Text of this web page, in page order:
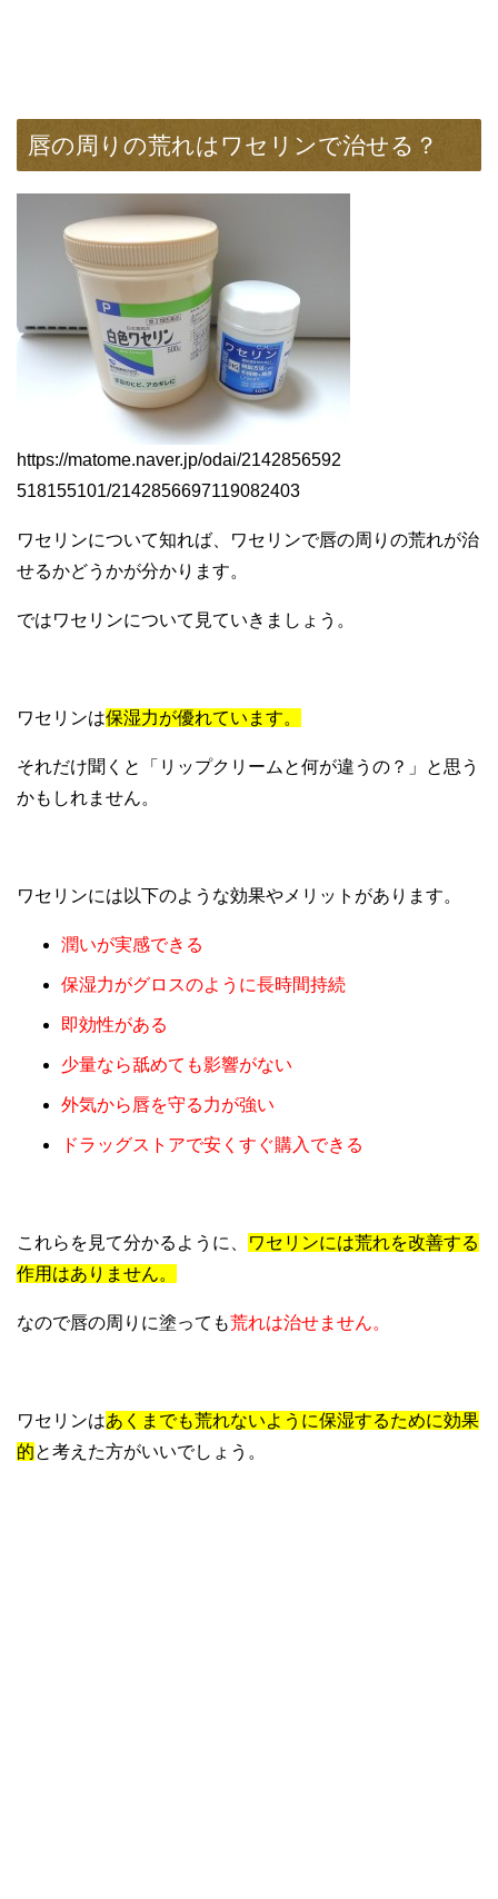
唇の周りの荒れはワセリンで治せる？
https://matome.naver.jp/odai/2142856592
518155101/2142856697119082403
ワセリンについて知れば、ワセリンで唇の周りの荒れが治
せるかどうかが分かります。
ではワセリンについて見ていきましょう。
ワセリンは保湿力が優れています。
それだけ聞くと「リップクリームと何が違うの？」と思う
かもしれません。
ワセリンには以下のような効果やメリットがあります。
潤いが実感できる
保湿力がグロスのように長時間持続
即効性がある
少量なら舐めても影響がない
外気から唇を守る力が強い
ドラッグストアで安くすぐ購入できる
これらを見て分かるように、
ワセリンには荒れを改善する
作用はありません。
なので唇の周りに塗っても荒れは治せません。
ワセリンはあくまでも荒れないように保湿するために効果
的と考えた方がいいでしょう。